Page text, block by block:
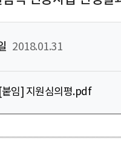
2018.01.31
[붙임] 지원심의평.pdf